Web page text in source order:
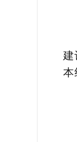
建
本